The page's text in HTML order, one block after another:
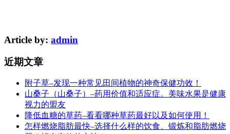
Article by: admin
近期文章
附子草–发现一种常见田间植物的神奇保健功效！
山桑子（山桑子）–药用价值和适应症。美味水果是健康
视力的盟友
降低血糖的草药–看看哪种草药最好以及如何使用！
怎样燃烧脂肪最快–选择什么样的饮食、锻炼和脂肪燃烧